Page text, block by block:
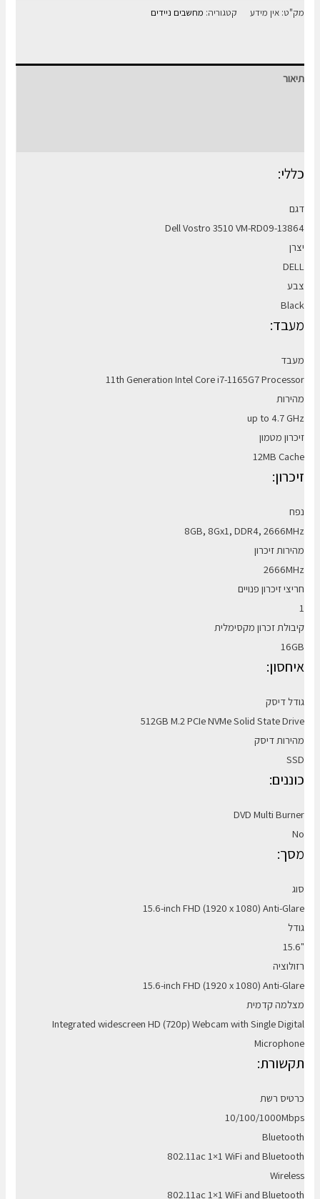
מחשב
Vostro
8GB
מק"ט:אין מידע קטגוריה: מחשבים ניידים
תיאור
כללי:
דגם
Dell Vostro 3510 VM-RD09-13864
יצרן
DELL
צבע
Black
מעבד:
מעבד
11th Generation Intel Core i7-1165G7 Processor
מהירות
up to 4.7 GHz
זיכרון מטמון
12MB Cache
זיכרון:
נפח
8GB, 8Gx1, DDR4, 2666MHz
מהירות זיכרון
2666MHz
חריצי זיכרון פנויים
1
קיבולת זכרון מקסימלית
16GB
איחסון:
גודל דיסק
512GB M.2 PCIe NVMe Solid State Drive
מהירות דיסק
SSD
כוננים:
DVD Multi Burner
No
מסך:
סוג
15.6-inch FHD (1920 x 1080) Anti-Glare
גודל
15.6"
רזולוציה
15.6-inch FHD (1920 x 1080) Anti-Glare
מצלמה קדמית
Integrated widescreen HD (720p) Webcam with Single Digital
Microphone
תקשורת:
כרטיס רשת
10/100/1000Mbps
Bluetooth
802.11ac 1×1 WiFi and Bluetooth
Wireless
802.11ac 1×1 WiFi and Bluetooth